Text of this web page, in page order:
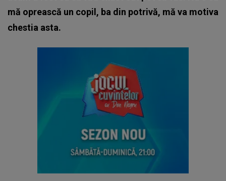
mă oprească un copil, ba din potrivă, mă va motiva
chestia asta.